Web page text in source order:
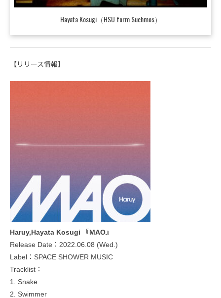
Hayata Kosugi（HSU form Suchmos）
【リリース情報】
Haruy,Hayata Kosugi 『MAO』
Release Date：2022.06.08 (Wed.)
Label：SPACE SHOWER MUSIC
Tracklist：
1. Snake
2. Swimmer